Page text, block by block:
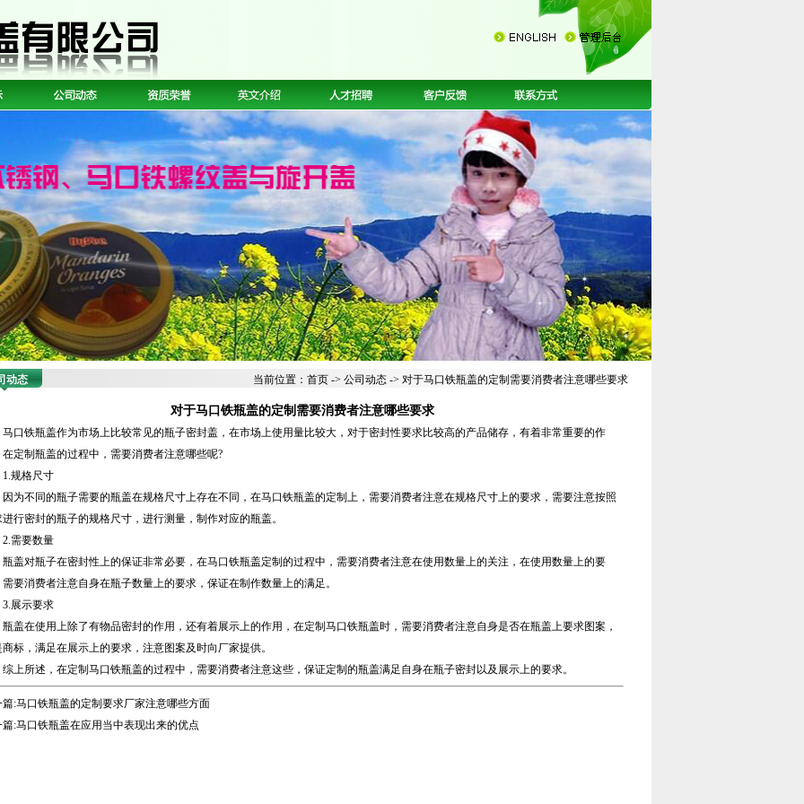
动态 当前位置： 首页-> 公司动态-> 对于马口铁瓶盖的定制需要消费者注意哪些要求
对于马口铁瓶盖的定制需要消费者注意哪些要求
马口铁瓶盖作为市场上比较常见的瓶子密封盖，在市场上使用量比较大，对于密封性要求比较高的产品储存，有着非常重要的作
定制瓶盖的过程中，需要消费者注意哪些呢?
格尺寸
不同的瓶子需要的瓶盖在规格尺寸上存在不同，在马口铁瓶盖的定制上，需要消费者注意在规格尺寸上的要求，需要注意按照
行密封的瓶子的规格尺寸，进行测量，制作对应的瓶盖。
要数量
对瓶子在密封性上的保证非常必要，在马口铁瓶盖定制的过程中，需要消费者注意在使用数量上的关注，在使用数量上的要
要消费者注意自身在瓶子数量上的要求，保证在制作数量上的满足。
示要求
在使用上除了有物品密封的作用，还有着展示上的作用，在定制马口铁瓶盖时，需要消费者注意自身是否在瓶盖上要求图案，
标，满足在展示上的要求，注意图案及时向厂家提供。
所述，在定制马口铁瓶盖的过程中，需要消费者注意这些，保证定制的瓶盖满足自身在瓶子密封以及展示上的要求。
篇:马口铁瓶盖的定制要求厂家注意哪些方面
篇:马口铁瓶盖在应用当中表现出来的优点